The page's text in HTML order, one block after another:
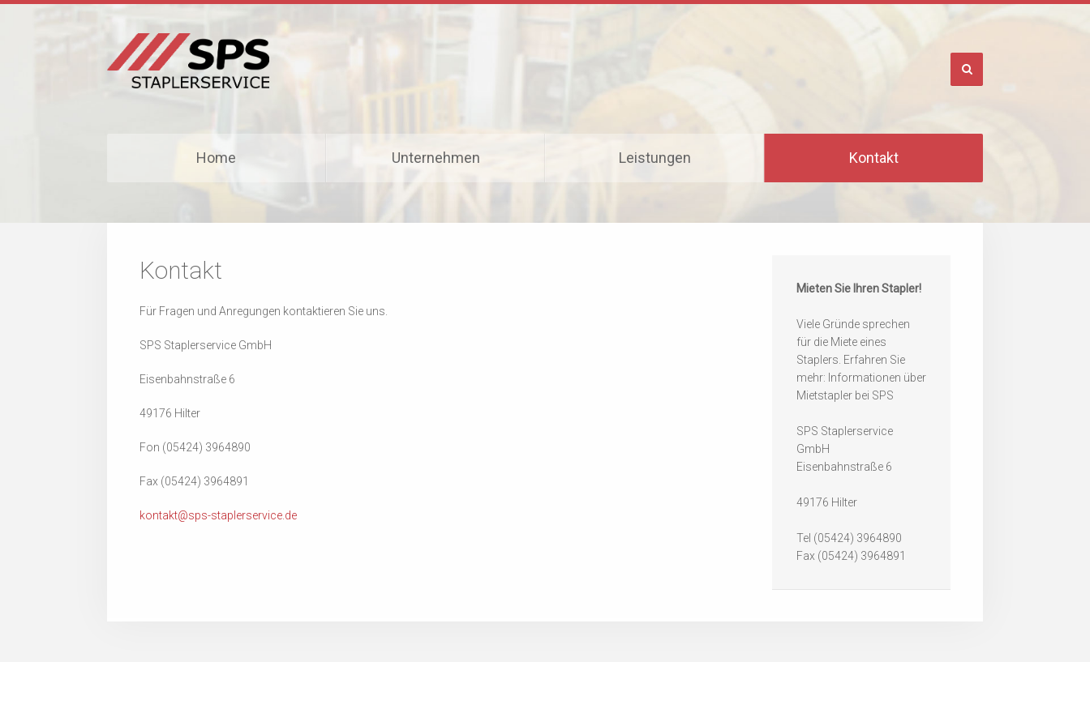
Home Unternehmen Leistungen Kontakt
Kontakt
Für Fragen und Anregungen kontaktieren Sie uns.
SPS Staplerservice GmbH
Eisenbahnstraße 6
49176 Hilter
Fon (05424) 3964890
Fax (05424) 3964891
kontakt@sps-staplerservice.de
Mieten Sie Ihren Stapler!
Viele Gründe sprechen
für die Miete eines
Staplers. Erfahren Sie
mehr: Informationen über
Mietstapler bei SPS
SPS Staplerservice
GmbH
Eisenbahnstraße 6
49176 Hilter
Tel (05424) 3964890
Fax (05424) 3964891